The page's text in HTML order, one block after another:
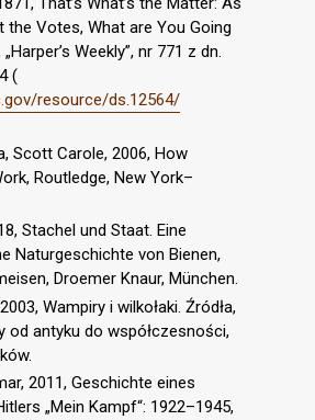
the Votes, What are You Going
Weekly”, nr 771 z dn.
(
resource/ds.12564/
Scott Carole, 2006, How
Routledge, New York–
Stachel und Staat. Eine
Naturgeschichte von Bienen,
Droemer Knaur, München.
Wampiry i wilkołaki. Źródła,
od antyku do współczesności,
2011, Geschichte eines
„Mein Kampf“: 1922–1945,